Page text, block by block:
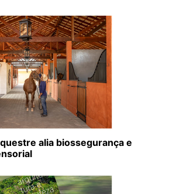
alia biossegurança e